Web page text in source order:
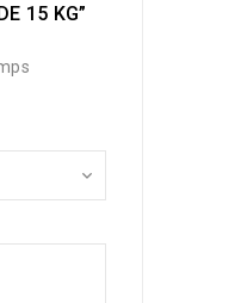
15 KG”